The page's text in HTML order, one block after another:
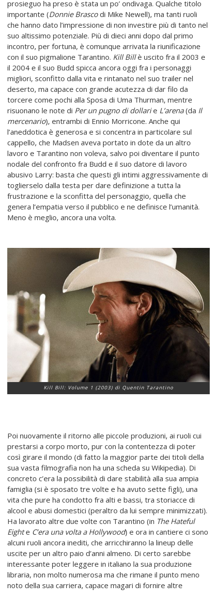
prosieguo ha preso è stata un po’ ondivaga. Qualche titolo
importante (Donnie Brascodi Mike Newell), ma tanti ruoli
che hanno dato l’impressione di non investire più di tanto nel
suo altissimo potenziale. Più di dieci anni dopo dal primo
incontro, per fortuna, è comunque arrivata la riunificazione
con il suo pigmalione Tarantino. Kill Billè uscito fra il 2003 e
il 2004 e il suo Budd spicca ancora oggi fra i personaggi
migliori, sconfitto dalla vita e rintanato nel suo trailer nel
deserto, ma capace con grande acutezza di dar filo da
torcere come pochi alla Sposa di Uma Thurman, mentre
risuonano le note di Per un pugno di dollarie L’arena(da Il
mercenario), entrambi di Ennio Morricone. Anche qui
l’aneddotica è generosa e si concentra in particolare sul
cappello, che Madsen aveva portato in dote da un altro
lavoro e Tarantino non voleva, salvo poi diventare il punto
nodale del confronto fra Budd e il suo datore di lavoro
abusivo Larry: basta che questi gli intimi aggressivamente di
toglierselo dalla testa per dare definizione a tutta la
frustrazione e la sconfitta del personaggio, quella che
genera l’empatia verso il pubblico e ne definisce l’umanità.
Meno è meglio, ancora una volta.
Kill Bill: Volume 1 (2003) di Quentin Tarantino
Poi nuovamente il ritorno alle piccole produzioni, ai ruoli cui
prestarsi a corpo morto, pur con la contentezza di poter
così girare il mondo (di fatto la maggior parte dei titoli della
sua vasta filmografia non ha una scheda su Wikipedia). Di
concreto c’era la possibilità di dare stabilità alla sua ampia
famiglia (si è sposato tre volte e ha avuto sette figli), una
vita che pure ha condotto fra alti e bassi, tra storiacce di
alcool e abusi domestici (peraltro da lui sempre minimizzati).
Ha lavorato altre due volte con Tarantino (in The Hateful
Eighte C’era una volta a Hollywood) e ora in cantiere ci sono
alcuni ruoli ancora inediti, che arricchiranno la lineup delle
uscite per un altro paio d’anni almeno. Di certo sarebbe
interessante poter leggere in italiano la sua produzione
libraria, non molto numerosa ma che rimane il punto meno
noto della sua carriera, capace magari di fornire altre